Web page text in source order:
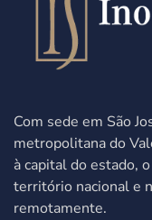
Com sede em São
metropolitana do
à capital do estado,
território nacional e
remotamente.